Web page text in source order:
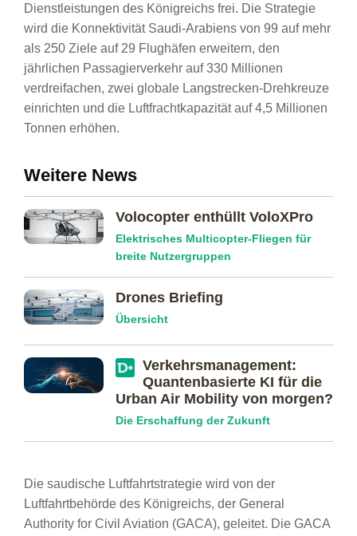
Dienstleistungen des Königreichs frei. Die Strategie
wird die Konnektivität Saudi-Arabiens von 99 auf mehr
als 250 Ziele auf 29 Flughäfen erweitern, den
jährlichen Passagierverkehr auf 330 Millionen
verdreifachen, zwei globale Langstrecken-Drehkreuze
einrichten und die Luftfrachtkapazität auf 4,5 Millionen
Tonnen erhöhen.
Weitere News
Volocopter enthüllt VoloXPro
Elektrisches Multicopter-Fliegen für
breite Nutzergruppen
Drones Briefing
Übersicht
Verkehrs­management:
Quanten­basierte KI für die
Urban Air Mobility von morgen?
Die Erschaffung der Zukunft
Die saudische Luftfahrtstrategie wird von der
Luftfahrtbehörde des Königreichs, der General
Authority for Civil Aviation (GACA), geleitet. Die GACA